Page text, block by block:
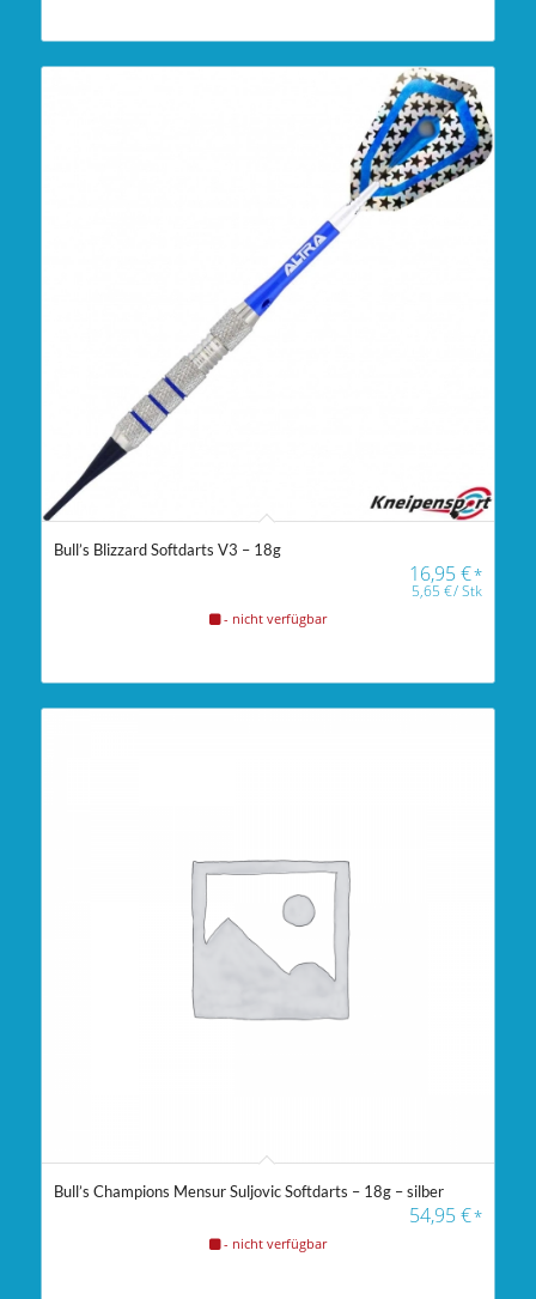
Bull’s Blizzard Softdarts V3 – 18g
16,95€*
5,65€/Stk
- nicht verfügbar
Bull’s Champions Mensur Suljovic Softdarts – 18g – silber
54,95€*
- nicht verfügbar